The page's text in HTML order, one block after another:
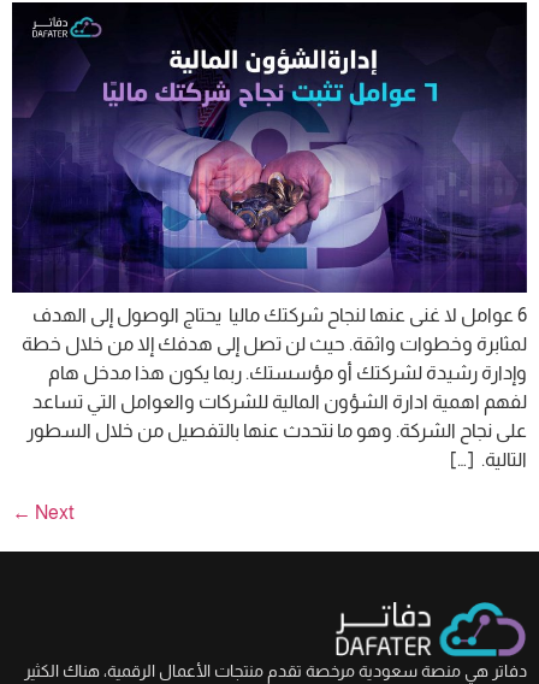
6 عوامل لا غنى عنها لنجاح شركتك ماليا يحتاج الوصول إلى الهدف
لمثابرة وخطوات واثقة. حيث لن تصل إلى هدفك إلا من خلال خطة
وإدارة رشيدة لشركتك أو مؤسستك. ربما يكون هذا مدخل هام
لفهم اهمية ادارة الشؤون المالية للشركات والعوامل التي تساعد
على نجاح الشركة. وهو ما نتحدث عنها بالتفصيل من خلال السطور
التالية. […]
Next
←
دفاتر هي منصة سعودية مرخصة تقدم منتجات الأعمال الرقمية، هناك الكثير